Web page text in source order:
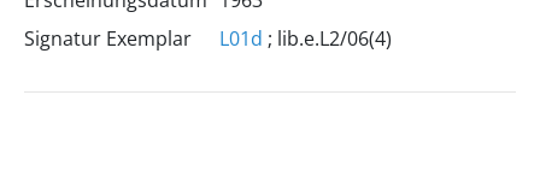
Signatur Exemplar
L01d ; lib.e.L2/06(4)